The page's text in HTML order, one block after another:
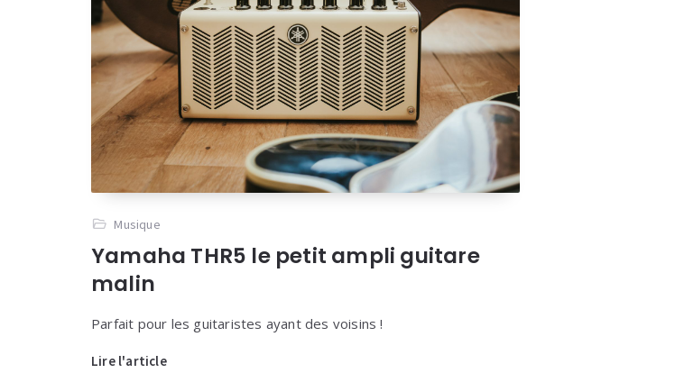
Musique
Yamaha THR5 le petit ampli guitare
malin
Parfait pour les guitaristes ayant des voisins !
Lire l'article